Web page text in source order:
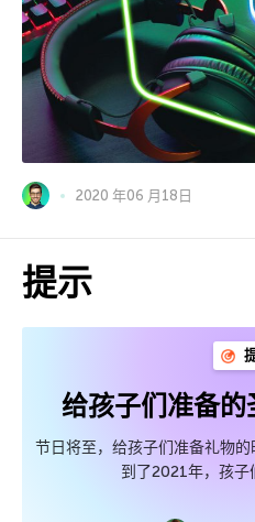
2020 年06 月18日
提示
给孩子们准备
节日将至，给孩子们准备礼物
到了2021年，孩子